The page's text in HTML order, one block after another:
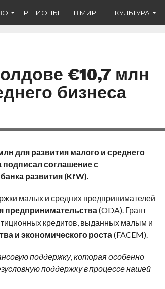
РЕГИОНЫ В МИРЕ КУЛЬТУРА
€10,7 млн
бизнеса
для развития малого и среднего
соглашение с
развития (KfW).
малых и средних предпринимателей
предпринимательства(ODA). Грант
кредитов, выданных малым и
и экономического роста(FACEM).
поддержку, которая особенно
поддержку в процессе нашей